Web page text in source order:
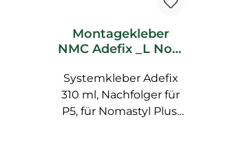
Montagekleber
NMC Adefix _L Noel
Spachtelkleber
Systemkleber Adefix
310 ml, Nachfolger für
P5, für Nomastyl Plus,